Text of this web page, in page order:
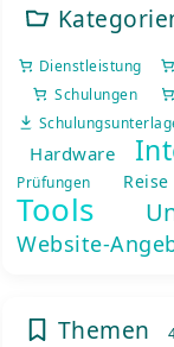
Dienstleistung
Schulungen
Hardware
Prüfungen Reise
Tools
Website-
Themen